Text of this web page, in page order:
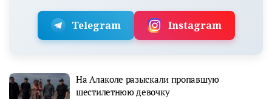
Telegram Instagram
На Алаколе разыскали пропавшую
шестилетнюю девочку